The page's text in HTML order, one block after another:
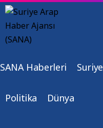
SANA Haberleri Suriye
Politika Dünya